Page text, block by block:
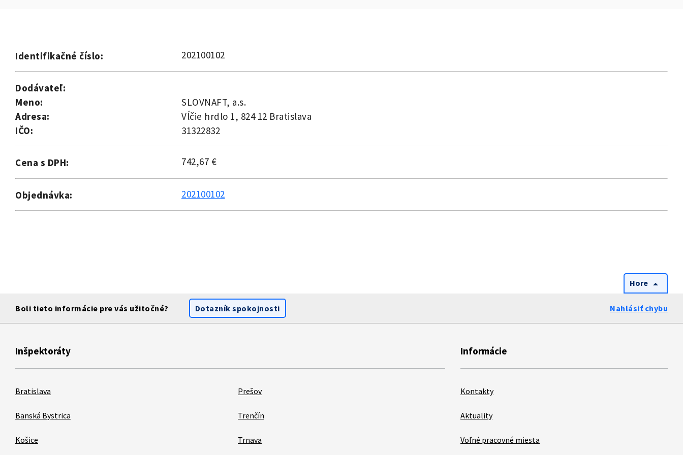
Identifikačné číslo: 202100102
Dodávateľ:
Meno:
SLOVNAFT, a.s.
Adresa:
Vĺčie hrdlo 1, 824 12 Bratislava
IČO:
31322832
Cena s DPH: 742,67 €
Objednávka: 202100102
Hore arrow_drop_up
Boli tieto informácie pre vás užitočné? Dotazník spokojnosti Nahlásiť chybu
Inšpektoráty
Bratislava
Banská Bystrica
Košice
Prešov
Trenčín
Trnava
Informácie
Kontakty
Aktuality
Voľné pracovné miesta